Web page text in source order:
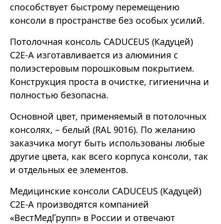
способствует быстрому перемещению
консоли в пространстве без особых усилий.
Потолочная консоль CADUCEUS (Кадуцей)
C2E-A изготавливается из алюминия с
полиэстеровым порошковым покрытием.
Конструкция проста в очистке, гигиенична и
полностью безопасна.
Основной цвет, применяемый в потолочных
консолях, – белый (RAL 9016). По желанию
заказчика могут быть использованы любые
другие цвета, как всего корпуса консоли, так
и отдельных ее элементов.
Медицинские консоли CADUCEUS (Кадуцей)
C2E-A производятся компанией
«ВестМедГрупп» в России и отвечают